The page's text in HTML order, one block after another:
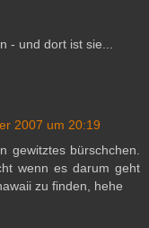
- und dort ist sie...
2007 um 20:19
gewitztes bürschchen.
wenn es darum geht
zu finden, hehe